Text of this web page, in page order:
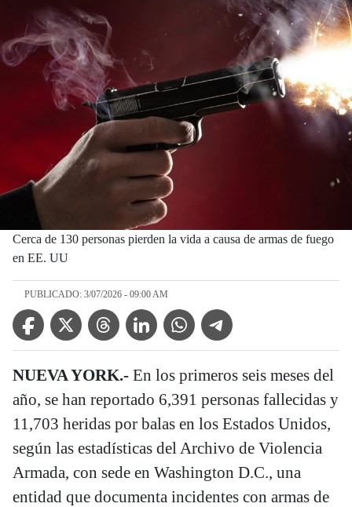
Cerca de 130 personas pierden la vida a causa de armas de fuego
en EE. UU
PUBLICADO: 3/07/2026 - 09:00 AM
Facebook IconTwitter IconThreads IconLinkedin IconWhatsApp IconTelegram Icon
NUEVA YORK.- En los primeros seis meses del
año, se han reportado 6,391 personas fallecidas y
11,703 heridas por balas en los Estados Unidos,
según las estadísticas del Archivo de Violencia
Armada, con sede en Washington D.C., una
entidad que documenta incidentes con armas de